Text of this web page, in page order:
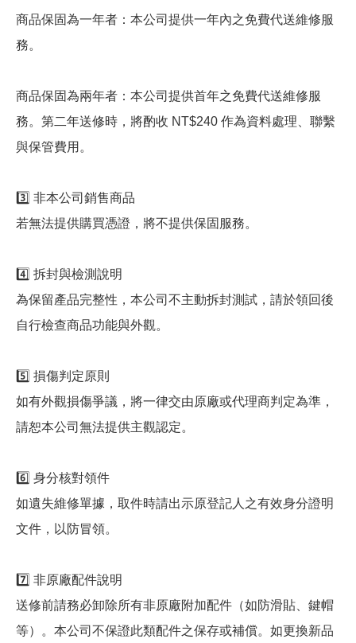
商品保固為一年者：本公司提供一年內之免費代送維修服
務。
商品保固為兩年者：本公司提供首年之免費代送維修服
務。第二年送修時，將酌收 NT$240 作為資料處理、聯繫
與保管費用。
3️⃣ 非本公司銷售商品
若無法提供購買憑證，將不提供保固服務。
4️⃣ 拆封與檢測說明
為保留產品完整性，本公司不主動拆封測試，請於領回後
自行檢查商品功能與外觀。
5️⃣ 損傷判定原則
如有外觀損傷爭議，將一律交由原廠或代理商判定為準，
請恕本公司無法提供主觀認定。
6️⃣ 身分核對領件
如遺失維修單據，取件時請出示原登記人之有效身分證明
文件，以防冒領。
7️⃣ 非原廠配件說明
送修前請務必卸除所有非原廠附加配件（如防滑貼、鍵帽
等）。本公司不保證此類配件之保存或補償。如更換新品